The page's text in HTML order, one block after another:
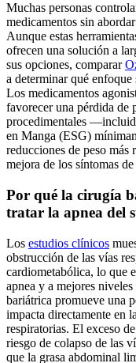
Muchas personas
medicamentos sin
Aunque estas
ofrecen una solución a
sus opciones, comparar
a determinar qué
Los medicamentos
favorecer una pérdida de
procedimentales
en Manga (ESG)
reducciones de peso más
mejora de los síntomas
Por qué la cirugía
tratar la apnea del
Los estudios clínicos
obstrucción de las vías
cardiometabólica, lo que
apnea y a mejores
bariátrica promueve una
impacta directamente en
respiratorias. El exceso
riesgo de colapso de las
que la grasa abdominal